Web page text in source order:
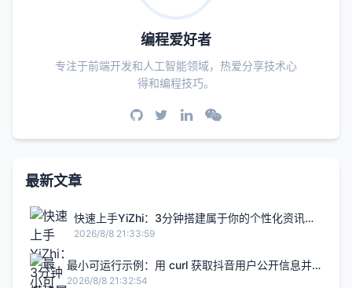
编程爱好者
专注于前端开发和人工智能领域，热爱分享技术心
得和编程技巧。
最新文章
快速上手YiZhi：3分钟搭建属于你的个性化资讯平
台
2026/8/8 21:33:59
最小可运行示例：用 curl 获取抖音用户公开信息并
读懂返回结果
2026/8/8 21:32:54